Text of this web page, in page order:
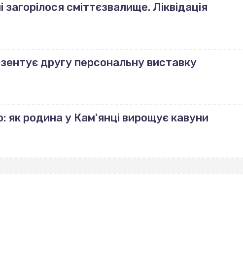
сміттєзвалище. Ліквідація
другу персональну виставку
родина у Кам'янці вирощує кавуни